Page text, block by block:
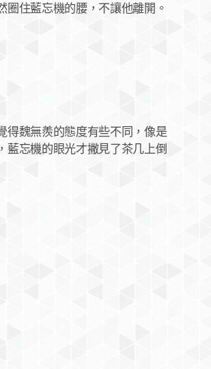
住藍忘機的腰，不讓他離開。
魏無羨的態度有些不同，像是
藍忘機的眼光才撇見了茶几上倒